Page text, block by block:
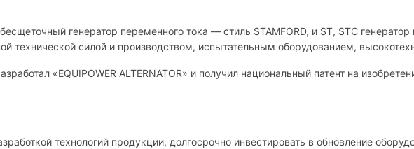
генератор переменного тока — стиль STAMFORD, и ST, STC
технической силой и производством, испытательным оборудованием,
«EQUIPOWER ALTERNATOR» и получил национальный патент на
технологий продукции, долгосрочно инвестировать в обновление